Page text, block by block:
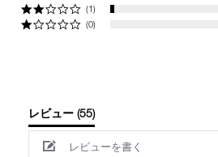
(1)
(0)
レビュー (55)
レビューを書く